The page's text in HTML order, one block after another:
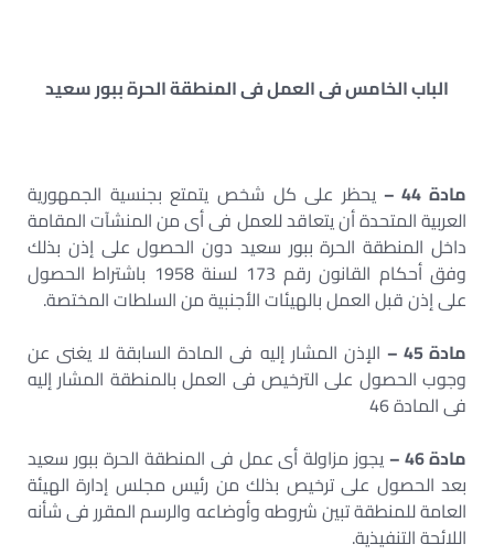
الباب الخامس فى العمل فى المنطقة الحرة ببور سعيد
مادة 44 –
يحظر على كل شخص يتمتع بجنسية الجمهورية
العربية المتحدة أن يتعاقد للعمل فى أى من المنشآت المقامة
داخل المنطقة الحرة ببور سعيد دون الحصول على إذن بذلك
وفق أحكام القانون رقم 173 لسنة 1958 باشتراط الحصول
على إذن قبل العمل بالهيئات الأجنبية من السلطات المختصة.
مادة 45 –
الإذن المشار إليه فى المادة السابقة لا يغنى عن
وجوب الحصول على الترخيص فى العمل بالمنطقة المشار إليه
فى المادة 46
مادة 46 –
يجوز مزاولة أى عمل فى المنطقة الحرة ببور سعيد
بعد الحصول على ترخيص بذلك من رئيس مجلس إدارة الهيئة
العامة للمنطقة تبين شروطه وأوضاعه والرسم المقرر فى شأنه
اللائحة التنفيذية.